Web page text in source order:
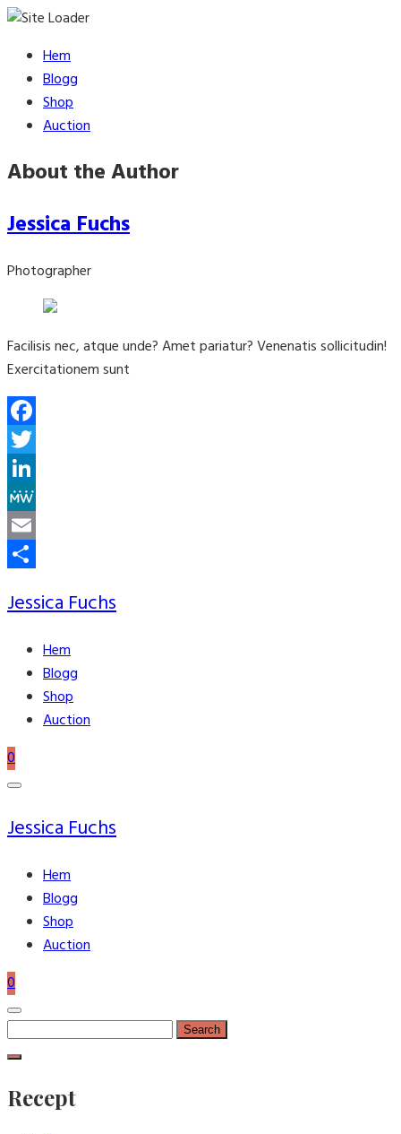
Skip
content
Hem
Blogg
Shop
Auction
About the Author
Jessica Fuchs
Photographer
Facilisis nec, atque unde? Amet pariatur? Venenatis sollicitudin!
Exercitationem sunt
Facebook
Twitter
LinkedIn
MeWe
Email
Jessica Fuchs
Hem
Blogg
Shop
Auction
0
Jessica Fuchs
Hem
Blogg
Shop
Auction
0
Search
for:
Recept